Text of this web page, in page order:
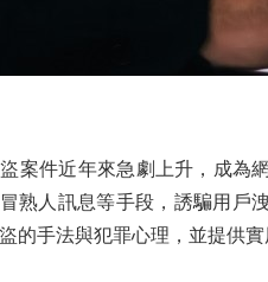
案件近年來急劇上升，成為
熟人訊息等手段，誘騙用戶
的手法與犯罪心理，並提供